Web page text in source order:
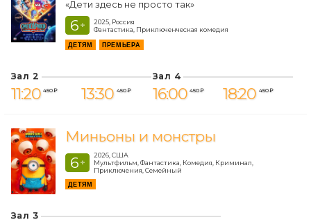
«Дети здесь не просто так»
6 +
2025, Россия
Фантастика, Приключенческая комедия
ДЕТЯМ ПРЕМЬЕРА
Зал 2
11:20 450 ₽ 13:30 450 ₽
Зал 4
16:00 450 ₽ 18:20 450 ₽
Миньоны и монстры
6 +
2026, США
Мультфильм, Фантастика, Комедия, Криминал,
Приключения, Семейный
ДЕТЯМ
Зал 3